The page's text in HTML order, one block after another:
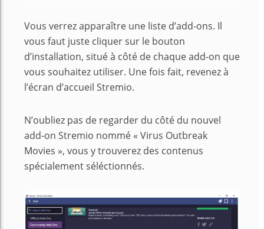
Vous verrez apparaître une liste d’add-ons. Il
vous faut juste cliquer sur le bouton
d’installation, situé à côté de chaque add-on que
vous souhaitez utiliser. Une fois fait, revenez à
l’écran d’accueil Stremio.
N’oubliez pas de regarder du côté du nouvel
add-on Stremio nommé « Virus Outbreak
Movies », vous y trouverez des contenus
spécialement séléctionnés.